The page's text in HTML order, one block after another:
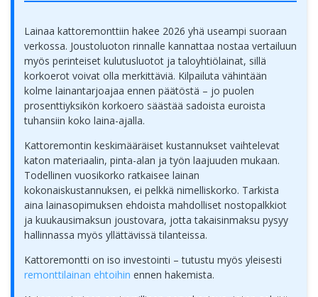
Lainaa kattoremonttiin hakee 2026 yhä useampi suoraan
verkossa. Joustoluoton rinnalle kannattaa nostaa vertailuun
myös perinteiset kulutusluotot ja taloyhtiölainat, sillä
korkoerot voivat olla merkittäviä. Kilpailuta vähintään
kolme lainantarjoajaa ennen päätöstä – jo puolen
prosenttiyksikön korkoero säästää sadoista euroista
tuhansiin koko laina-ajalla.
Kattoremontin keskimääräiset kustannukset vaihtelevat
katon materiaalin, pinta-alan ja työn laajuuden mukaan.
Todellinen vuosikorko ratkaisee lainan
kokonaiskustannuksen, ei pelkkä nimelliskorko. Tarkista
aina lainasopimuksen ehdoista mahdolliset nostopalkkiot
ja kuukausimaksun joustovara, jotta takaisinmaksu pysyy
hallinnassa myös yllättävissä tilanteissa.
Kattoremontti on iso investointi – tutustu myös yleisesti
remonttilainan ehtoihin ennen hakemista.